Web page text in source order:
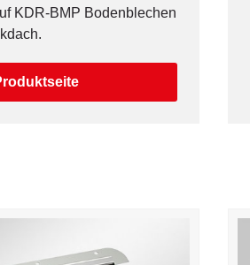
KDR-BMP Bodenblechen